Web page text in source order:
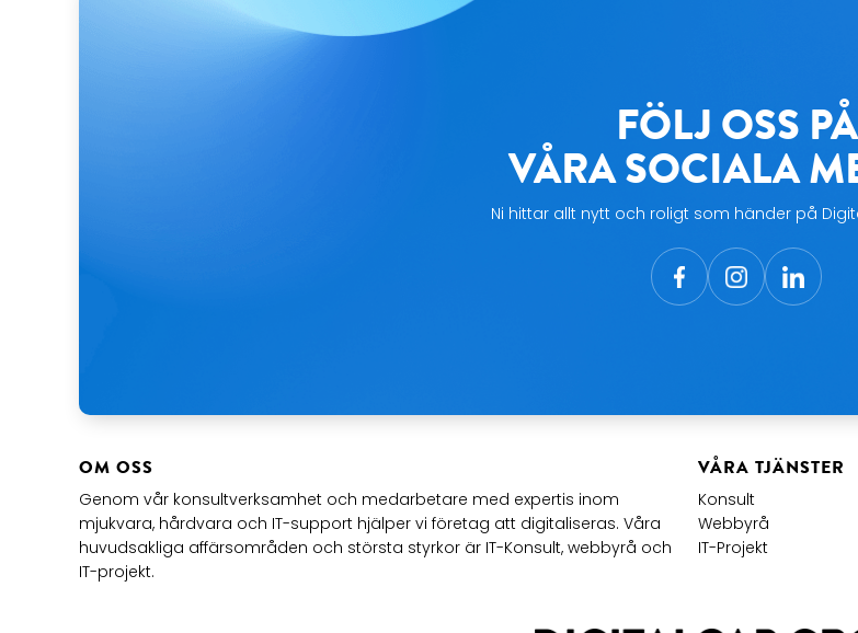
FÖLJ OSS PÅ
VÅRA SOCIALA
Ni hittar allt nytt och roligt som händer på
OM OSS
Genom vår konsultverksamhet och medarbetare med expertis inom
mjukvara, hårdvara och IT-support hjälper vi företag att digitaliseras. Våra
huvudsakliga affärsområden och största styrkor är IT-Konsult, webbyrå och
IT-projekt.
VÅRA TJÄNSTER
Konsult
Webbyrå
IT-Projekt